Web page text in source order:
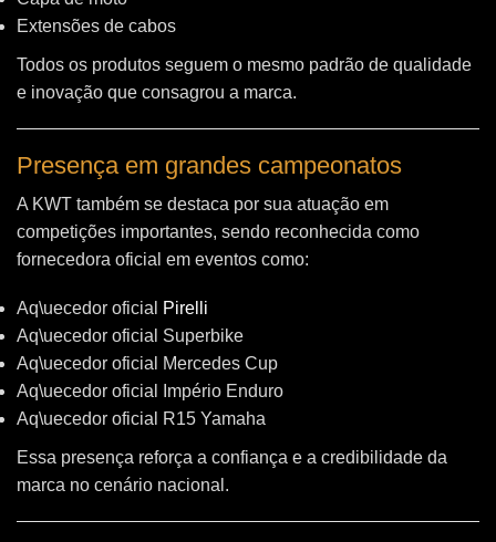
Extensões de cabos
Todos os produtos seguem o mesmo padrão de qualidade
e inovação que consagrou a marca.
Presença em grandes campeonatos
A KWT também se destaca por sua atuação em
competições importantes, sendo reconhecida como
fornecedora oficial em eventos como:
Aq\uecedor oficial
Pirelli
Aq\uecedor oficial Superbike
Aq\uecedor oficial Mercedes Cup
Aq\uecedor oficial Império Enduro
Aq\uecedor oficial R15 Yamaha
Essa presença reforça a confiança e a credibilidade da
marca no cenário nacional.